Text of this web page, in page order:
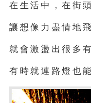
在生活中，在街
讓想像力盡情地
就會激盪出很多
有時就連路燈也